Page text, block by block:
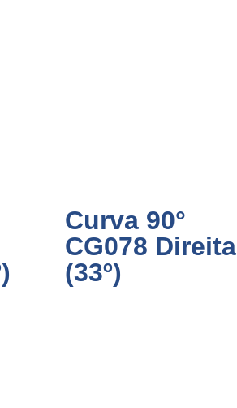
Curva 90°
CG078 Direita
(33º)